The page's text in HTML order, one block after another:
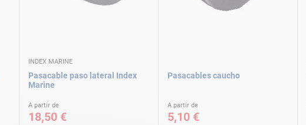
INDEX MARINE
Pasacable paso lateral Index
Marine
A partir de
18,50 €
Pasacables caucho
A partir de
5,10 €